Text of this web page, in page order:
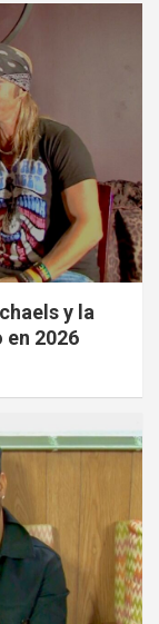
y la
2026